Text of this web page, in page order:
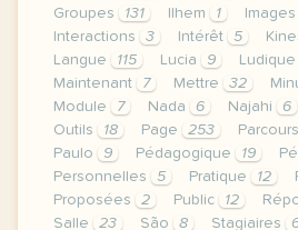
Groupes
131 Ilhem 1 Images
Interactions
3 Intérêt 5
Langue
115 Lucia 9 Ludique
Maintenant
7 Mettre 32
Module
7 Nada 6 Najahi 6
Outils
18 Page 253 Parcours
Paulo
9 Pédagogique 19
Personnelles
5 Pratique 12
Proposées
2 Public 12
Salle
23 São 8 Stagiaires